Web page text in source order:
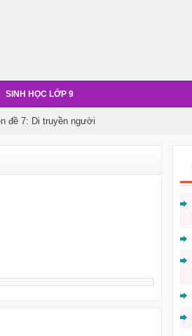
SINH HỌC LỚP 9
đề 7: Di truyền người